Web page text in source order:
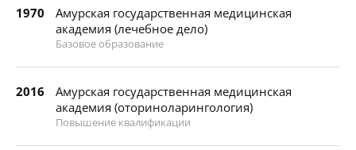
1970
Амурская государственная медицинская
академия (лечебное дело)
Базовое образование
2016
Амурская государственная медицинская
академия (оториноларингология)
Повышение квалификации